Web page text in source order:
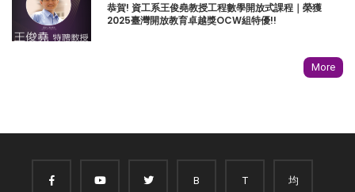
恭賀! 資工系王俊堯教授工程數學開放式課程｜榮獲
2025臺灣開放教育卓越獎OCW組特優!!
More
B T 均